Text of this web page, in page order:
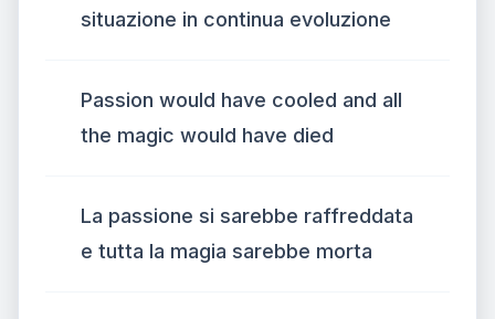
situazione in continua evoluzione
Passion would have cooled and all
the magic would have died
La passione si sarebbe raffreddata
e tutta la magia sarebbe morta